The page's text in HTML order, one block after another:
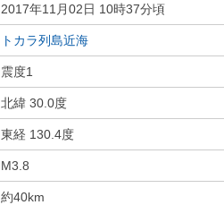
2017年11月02日 10時37分頃
トカラ列島近海
震度1
北緯 30.0度
東経 130.4度
M3.8
約40km